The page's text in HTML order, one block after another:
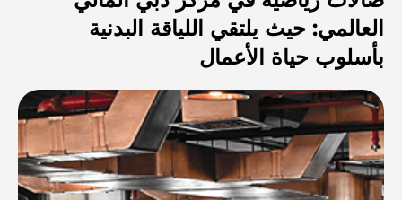
العالمي: حيث يلتقي اللياقة البدنية
بأسلوب حياة الأعمال